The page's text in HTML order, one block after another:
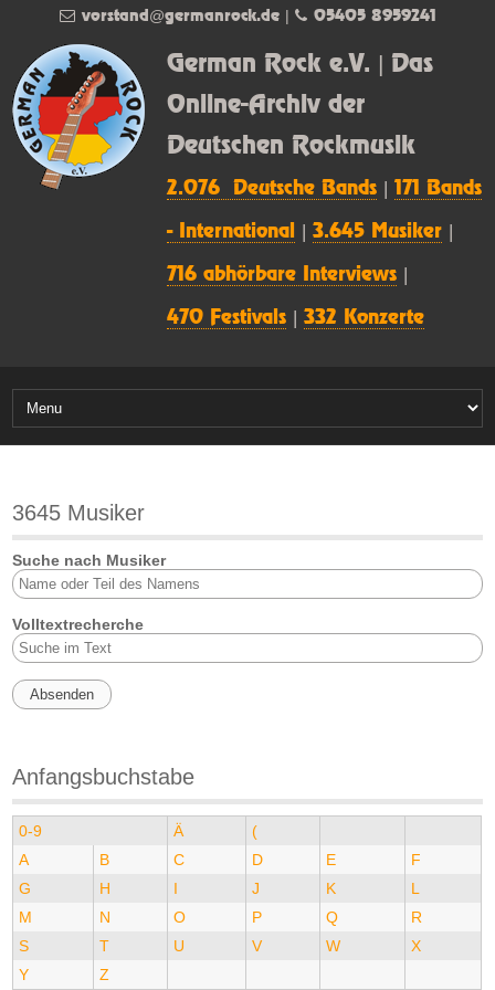
German Rock e.V. | Das
Online-Archiv der
Deutschen Rockmusik
2.076 Deutsche Bands |171 Bands
- International |3.645 Musiker
716 abhörbare Interviews
470 Festivals |332 Konzerte
vorstand@germanrock.de| 05405 8959241
3645 Musiker
Suche nach Musiker
Volltextrecherche
Anfangsbuchstabe
0-9 Ä
(
A
B C D E
F
G
H I J K
L
M
N O P Q
R
S
T U V W
X
Y
Z